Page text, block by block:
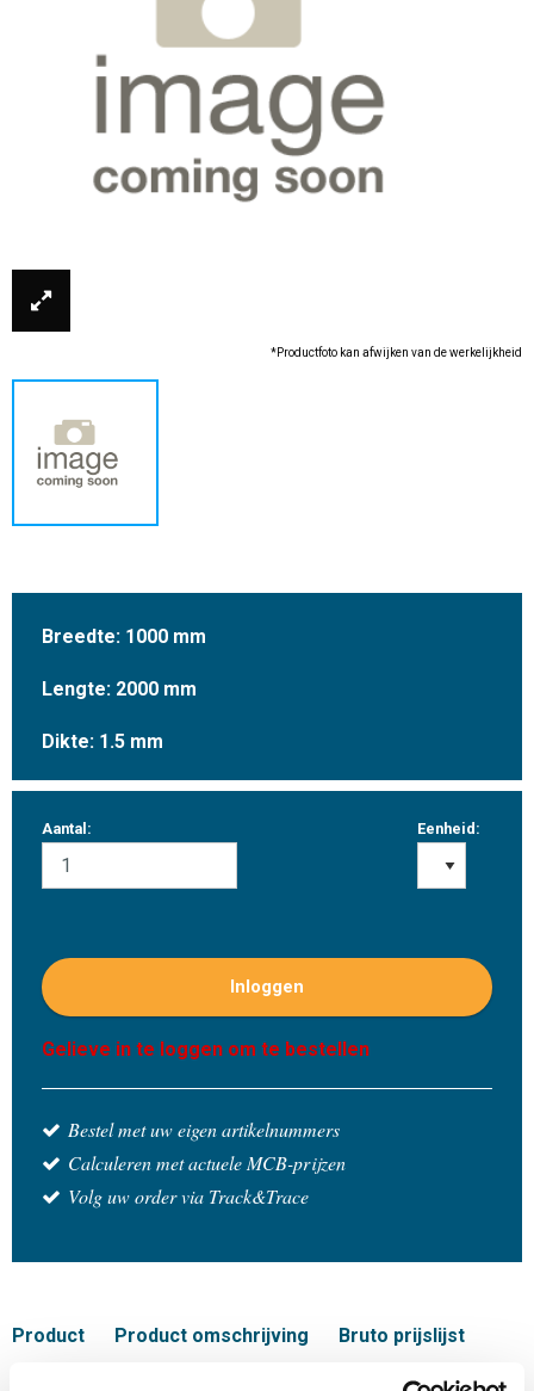
*Productfoto kan afwijken van de werkelijkheid
Breedte: 1000 mm
Lengte: 2000 mm
Dikte: 1.5 mm
Aantal: Eenheid:
Inloggen
Gelieve in te loggen om te bestellen
Bestel met uw eigen artikelnummers
Calculeren met actuele MCB-prijzen
Volg uw order via Track&Trace
Product Product omschrijving Bruto prijslijst